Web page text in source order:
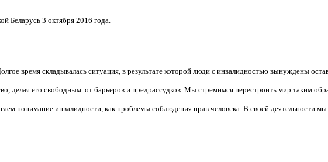
Беларусь 3 октября 2016 года.
время складывалась ситуация, в результате которой люди с инвалидностью вынуждены
делая его свободным от барьеров и предрассудков. Мы стремимся перестроить мир таким
понимание инвалидности, как проблемы соблюдения прав человека. В своей деятельности